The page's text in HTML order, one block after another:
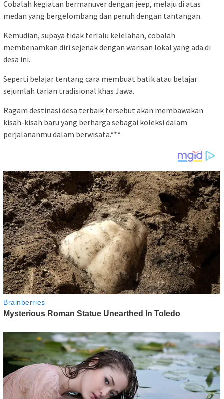
Cobalah kegiatan bermanuver dengan jeep, melaju di atas
medan yang bergelombang dan penuh dengan tantangan.
Kemudian, supaya tidak terlalu kelelahan, cobalah
membenamkan diri sejenak dengan warisan lokal yang ada di
desa ini.
Seperti belajar tentang cara membuat batik atau belajar
sejumlah tarian tradisional khas Jawa.
Ragam destinasi desa terbaik tersebut akan membawakan
kisah-kisah baru yang berharga sebagai koleksi dalam
perjalananmu dalam berwisata.***